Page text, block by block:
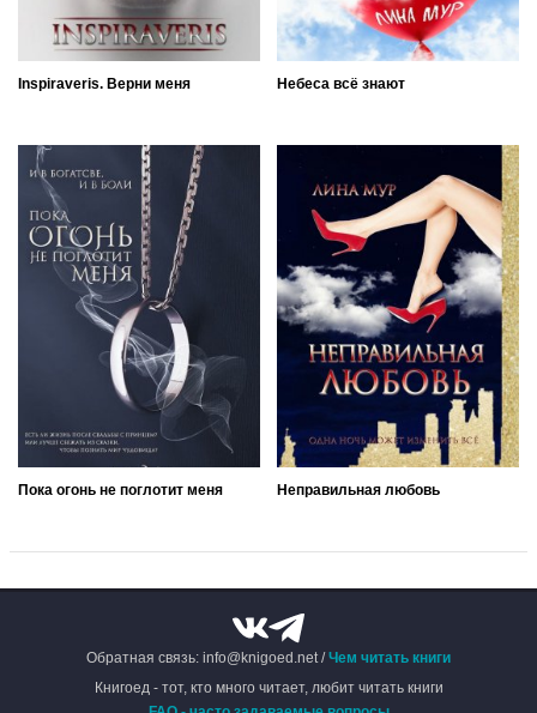
Inspiraveris. Верни меня Небеса всё знают
Пока огонь не поглотит меня Неправильная любовь
Обратная связь: info@knigoed.net /Чем читать книги
Книгоед - тот, кто много читает, любит читать книги